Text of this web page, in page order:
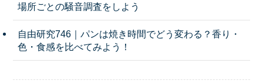
場所ごとの騒音調査をしよう
自由研究746｜パンは焼き時間でどう変わる？香り・
色・食感を比べてみよう！